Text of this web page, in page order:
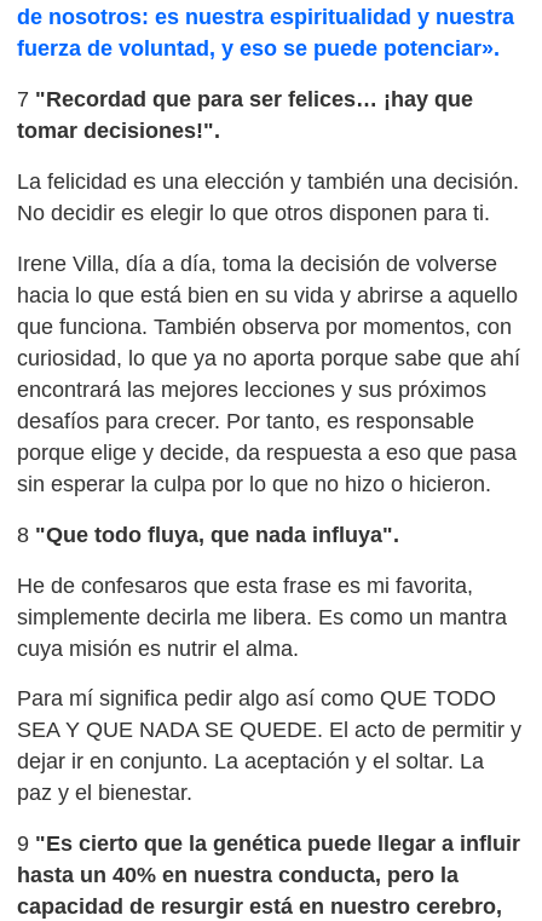
de nosotros: es nuestra espiritualidad y nuestra
fuerza de voluntad, y eso se puede potenciar».
7 "Recordad que para ser felices… ¡hay que
tomar decisiones!".
La felicidad es una elección y también una decisión.
No decidir es elegir lo que otros disponen para ti.
Irene Villa, día a día, toma la decisión de volverse
hacia lo que está bien en su vida y abrirse a aquello
que funciona. También observa por momentos, con
curiosidad, lo que ya no aporta porque sabe que ahí
encontrará las mejores lecciones y sus próximos
desafíos para crecer. Por tanto, es responsable
porque elige y decide, da respuesta a eso que pasa
sin esperar la culpa por lo que no hizo o hicieron.
8 "Que todo fluya, que nada influya".
He de confesaros que esta frase es mi favorita,
simplemente decirla me libera. Es como un mantra
cuya misión es nutrir el alma.
Para mí significa pedir algo así como QUE TODO
SEA Y QUE NADA SE QUEDE. El acto de permitir y
dejar ir en conjunto. La aceptación y el soltar. La
paz y el bienestar.
9 "Es cierto que la genética puede llegar a influir
hasta un 40% en nuestra conducta, pero la
capacidad de resurgir está en nuestro cerebro,